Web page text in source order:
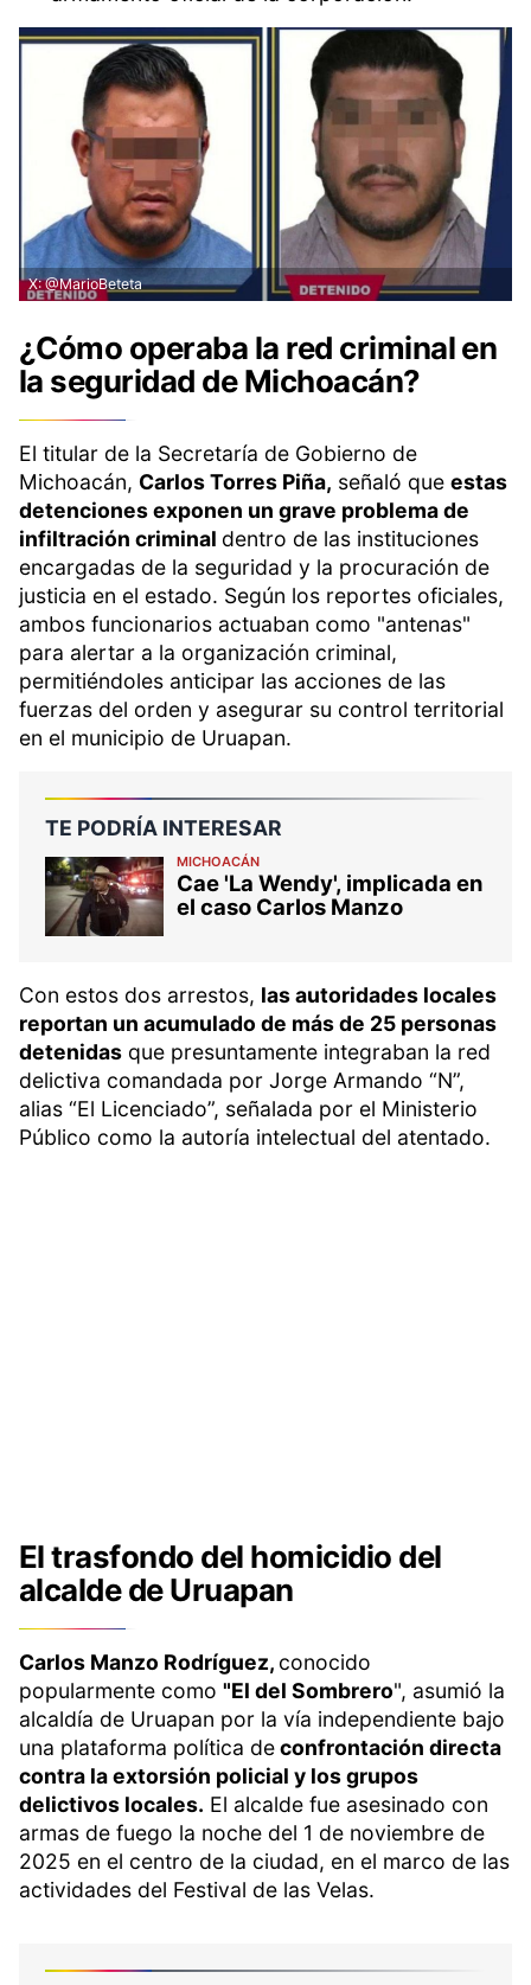
X: @MarioBeteta
¿Cómo operaba la red criminal en
la seguridad de Michoacán?
El titular de la Secretaría de Gobierno de
Michoacán, Carlos Torres Piña, señaló que estas
detenciones exponen un grave problema de
infiltración criminal dentro de las instituciones
encargadas de la seguridad y la procuración de
justicia en el estado. Según los reportes oficiales,
ambos funcionarios actuaban como "antenas"
para alertar a la organización criminal,
permitiéndoles anticipar las acciones de las
fuerzas del orden y asegurar su control territorial
en el municipio de Uruapan.
TE PODRÍA INTERESAR
MICHOACÁN
Cae 'La Wendy', implicada en
el caso Carlos Manzo
Con estos dos arrestos, las autoridades locales
reportan un acumulado de más de 25 personas
detenidas que presuntamente integraban la red
delictiva comandada por Jorge Armando “N”,
alias “El Licenciado”, señalada por el Ministerio
Público como la autoría intelectual del atentado.
El trasfondo del homicidio del
alcalde de Uruapan
Carlos Manzo Rodríguez, conocido
popularmente como "El del Sombrero", asumió la
alcaldía de Uruapan por la vía independiente bajo
una plataforma política deconfrontación directa
contra la extorsión policial y los grupos
delictivos locales. El alcalde fue asesinado con
armas de fuego la noche del 1 de noviembre de
2025 en el centro de la ciudad, en el marco de las
actividades del Festival de las Velas.